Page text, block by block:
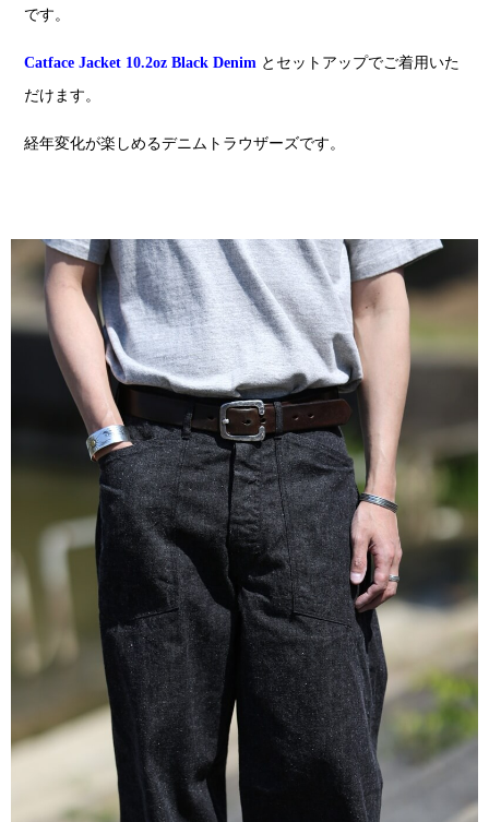
です。
Catface Jacket 10.2oz Black Denim とセットアップでご着用いた
だけます。
経年変化が楽しめるデニムトラウザーズです。